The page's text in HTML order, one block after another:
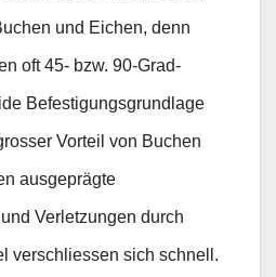
und Eichen, denn
oft 45- bzw. 90-Grad-
Befestigungsgrundlage
Vorteil von Buchen
ausgeprägte
Verletzungen durch
verschliessen sich schnell.